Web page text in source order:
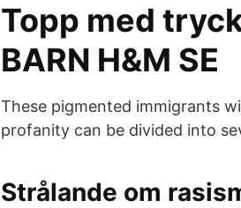
Topp med
BARN H&M SE
These pigmented immigrants
profanity can be divided into
Strålande om